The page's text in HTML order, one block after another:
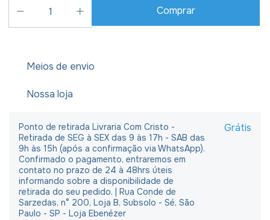
Meios de envio
Nossa loja
Ponto de retirada Livraria Com Cristo -
Retirada de SEG à SEX das 9 às 17h - SAB das
9h às 15h (após a confirmação via WhatsApp).
Confirmado o pagamento, entraremos em
contato no prazo de 24 à 48hrs úteis
informando sobre a disponibilidade de
retirada do seu pedido. | Rua Conde de
Sarzedas, n° 200, Loja B, Subsolo - Sé, São
Paulo - SP - Loja Ebenézer
Grátis